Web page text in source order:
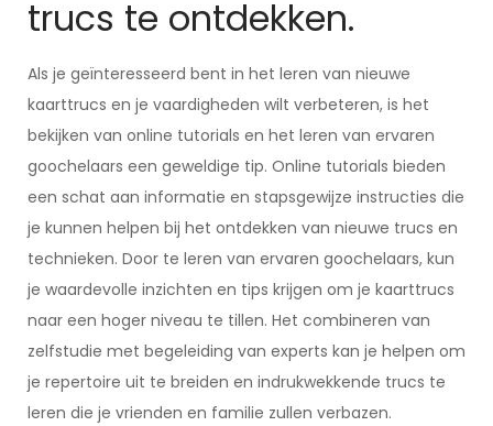
trucs te ontdekken.
Als je geïnteresseerd bent in het leren van nieuwe
kaarttrucs en je vaardigheden wilt verbeteren, is het
bekijken van online tutorials en het leren van ervaren
goochelaars een geweldige tip. Online tutorials bieden
een schat aan informatie en stapsgewijze instructies die
je kunnen helpen bij het ontdekken van nieuwe trucs en
technieken. Door te leren van ervaren goochelaars, kun
je waardevolle inzichten en tips krijgen om je kaarttrucs
naar een hoger niveau te tillen. Het combineren van
zelfstudie met begeleiding van experts kan je helpen om
je repertoire uit te breiden en indrukwekkende trucs te
leren die je vrienden en familie zullen verbazen.